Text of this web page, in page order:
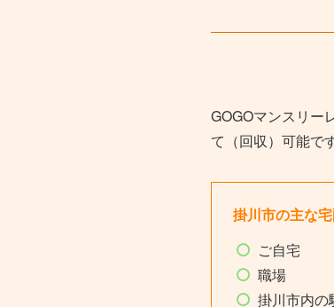
GOGOマンスリー
て（回収）可能です
掛川市の主な
ご自宅
職場
掛川市内の